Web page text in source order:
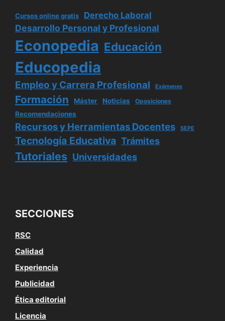
Cursos online gratis Derecho Laboral
Desarrollo Personal y Profesional
Econopedia Educación
Educopedia
Empleo y Carrera Profesional Exámenes
Formación Máster Noticias Oposiciones
Recomendaciones
Recursos y Herramientas Docentes SEPE
Tecnología Educativa Trámites
Tutoriales Universidades
SECCIONES
RSC
Calidad
Experiencia
Publicidad
Ética editorial
Licencia